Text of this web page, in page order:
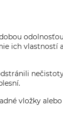
ich vlastností
vložky